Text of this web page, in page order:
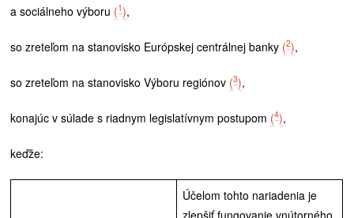
a sociálneho výboru (1),
so zreteľom na stanovisko Európskej centrálnej banky (2),
so zreteľom na stanovisko Výboru regiónov (3),
konajúc v súlade s riadnym legislatívnym postupom (4),
keďže:
Účelom tohto nariadenia je
zlepšiť fungovanie vnútorného